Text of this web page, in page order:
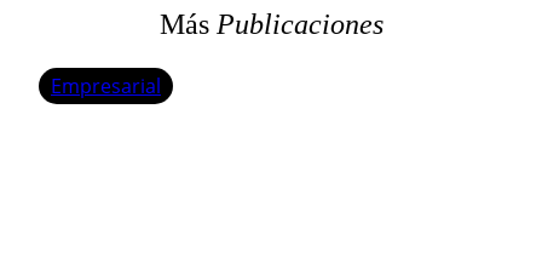
MásPublicaciones
Empresarial